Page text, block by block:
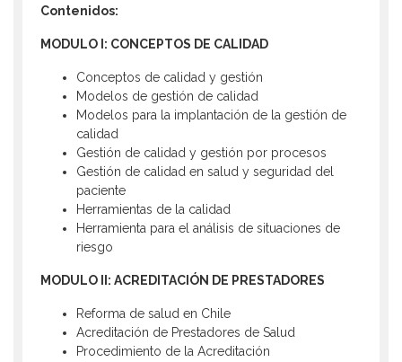
Contenidos:
MODULO I: CONCEPTOS DE CALIDAD
Conceptos de calidad y gestión
Modelos de gestión de calidad
Modelos para la implantación de la gestión de
calidad
Gestión de calidad y gestión por procesos
Gestión de calidad en salud y seguridad del
paciente
Herramientas de la calidad
Herramienta para el análisis de situaciones de
riesgo
MODULO II: ACREDITACIÓN DE PRESTADORES
Reforma de salud en Chile
Acreditación de Prestadores de Salud
Procedimiento de la Acreditación